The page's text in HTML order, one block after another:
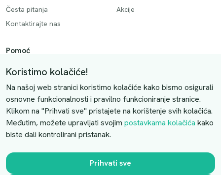
Česta pitanja
Kontaktirajte nas
Akcije
Pomoć
Način plaćanja
Dostava
Povrati i otkazivanje
Uslovi kupovine
Kontaktirajte nas
Slobodno nas kontaktirajte putem e-maila:
Koristimo kolačiće!
Na našoj web stranici koristimo kolačiće kako bismo osigurali
osnovne funkcionalnosti i pravilno funkcioniranje stranice.
Klikom na "Prihvati sve" pristajete na korištenje svih kolačića.
Međutim, možete upravljati svojim postavkama kolačića kako
biste dali kontrolirani pristanak.
Prihvati sve